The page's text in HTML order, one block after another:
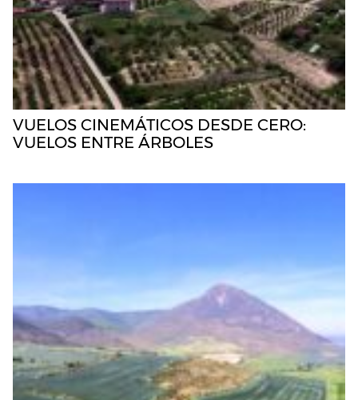
VUELOS CINEMÁTICOS DESDE CERO:
VUELOS ENTRE ÁRBOLES